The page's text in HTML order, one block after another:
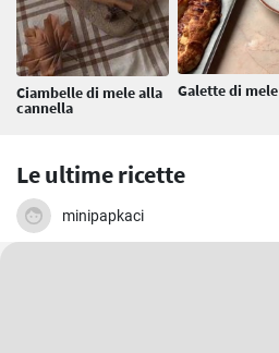
Ciambelle di mele alla
cannella
Galette di mele
Le ultime ricette
minipapkaci